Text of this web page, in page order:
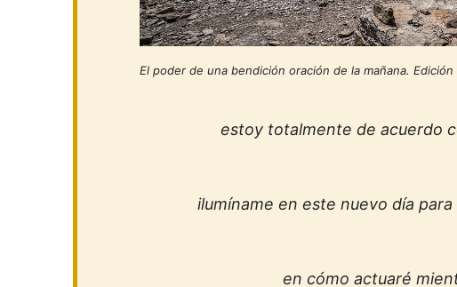
El poder de una bendición oración de la mañana.
estoy totalmente de acuerdo
ilumíname en este nuevo día
en cómo actuaré